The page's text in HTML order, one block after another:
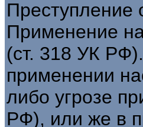
Преступление
Применение
(ст. 318 УК
применении
либо угрозе
РФ), или же в